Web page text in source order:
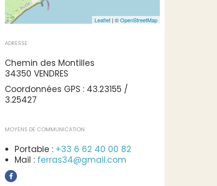
Leaflet | ©OpenStreetMap
ADRESSE
Chemin des Montilles
34350 VENDRES
Coordonnées GPS : 43.23155 /
3.25427
MOYENS DE COMMUNICATION
Portable : +33 6 62 40 00 82
Mail : ferras34@gmail.com